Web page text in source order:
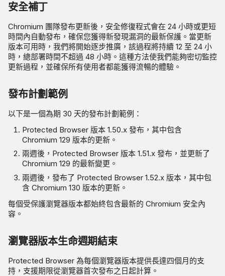
安全補丁
Chromium 團隊發布更新後，安全修復程式會在 24 小時或更短
時間內自動發布，確保您獲得新發現漏洞的最新保護。當更新
版本可用時，我們將開始逐步推廣，該過程將持續 12 至 24 小
時，總部署時間不超過 48 小時。這種方法使我們能夠密切監控
更新過程，並確保所有使用者都能獲得流暢的體驗。
發布計劃範例
以下是一個為期 30 天的發布計劃範例：
Protected Browser 版本 1.50.x 發布，其中包含
Chromium 129 版本的更新。
兩週後，Protected Browser 版本 1.51.x 發布，並更新了
Chromium 129 的最新變更。
兩週後，發布了 Protected Browser 1.52.x 版本，其中包
含 Chromium 130 版本的更新。
每個受保護瀏覽器版本都始終包含最新的 Chromium 安全內
容。
瀏覽器版本生命週期結束
Protected Browser 為每個瀏覽器版本提供長達四個月的支
持，支援期限從瀏覽器首次發布之日起計算。